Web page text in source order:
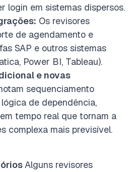
login em sistemas dispersos.
Os revisores
de agendamento e
SAP e outros sistemas
Power BI, Tableau).
e novas
sequenciamento
de dependência,
tempo real que tornam a
complexa mais previsível.
Alguns revisores